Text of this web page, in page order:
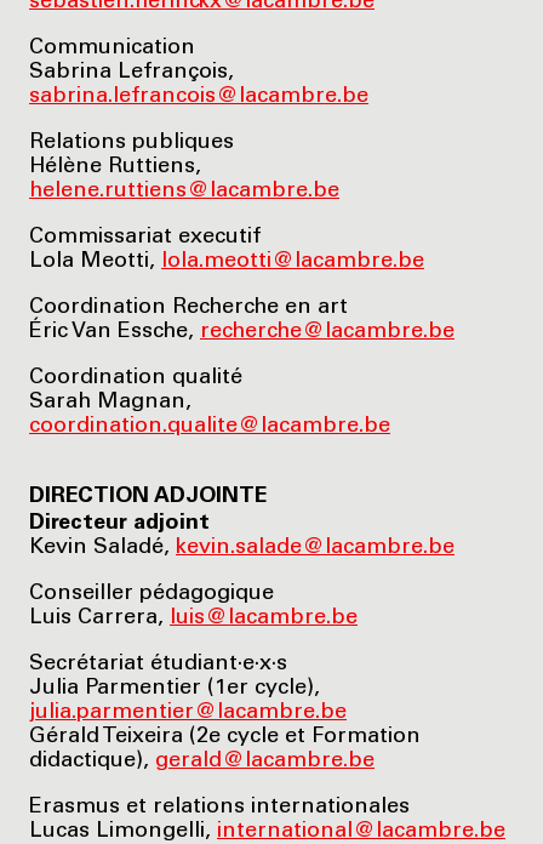
Communication
Sabrina Lefrançois,
sabrina.lefrancois@lacambre.be
Relations publiques
Hélène Ruttiens,
helene.ruttiens@lacambre.be
Commissariat executif
Lola Meotti, lola.meotti@lacambre.be
Coordination Recherche en art
Éric Van Essche, recherche@lacambre.be
Coordination qualité
Sarah Magnan,
coordination.qualite@lacambre.be
DIRECTION ADJOINTE
Directeur adjoint
Kevin Saladé, kevin.salade@lacambre.be
Conseiller pédagogique
Luis Carrera,
luis@lacambre.be
Secrétariat étudiant·e·x·s
Julia Parmentier (1er cycle),
julia.parmentier@lacambre.be
Gérald Teixeira (2e cycle et Formation
didactique), gerald@lacambre.be
Erasmus et relations internationales
Lucas Limongelli, international@lacambre.be